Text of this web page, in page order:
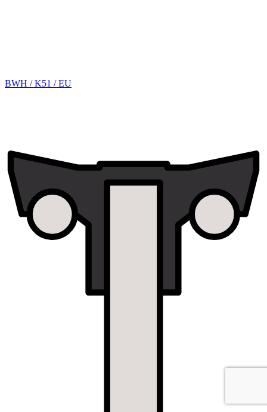
BWH / K51 / EU